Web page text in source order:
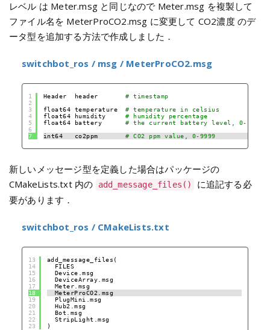
レベル は Meter.msg と同じなので Meter.msg を複製して
ファイル名を MeterProCO2.msg に変更して CO2濃度 のデ
ータ型を追加する方法で作成しました．
switchbot_ros / msg / MeterProCO2.msg
1
2
3
4
5
6
7
Header  header # timestamp
float64 temperature # temperature in celsius
float64 humidity # humidity percentage
float64 battery # the current battery level, 0-100
int64   co2ppm # CO2 ppm value, 0-9999
新しいメッセージ型を定義した場合はパッケージの
CMakeLists.txt 内の
add_message_files()
に追記する必
要があります．
switchbot_ros / CMakeLists.txt
13
14
15
16
17
18
19
20
21
22
23
add_message_files(
FILES
Device.msg
DeviceArray.msg
Meter.msg
MeterProCO2.msg
PlugMini.msg
Hub2.msg
Bot.msg
StripLight.msg
)